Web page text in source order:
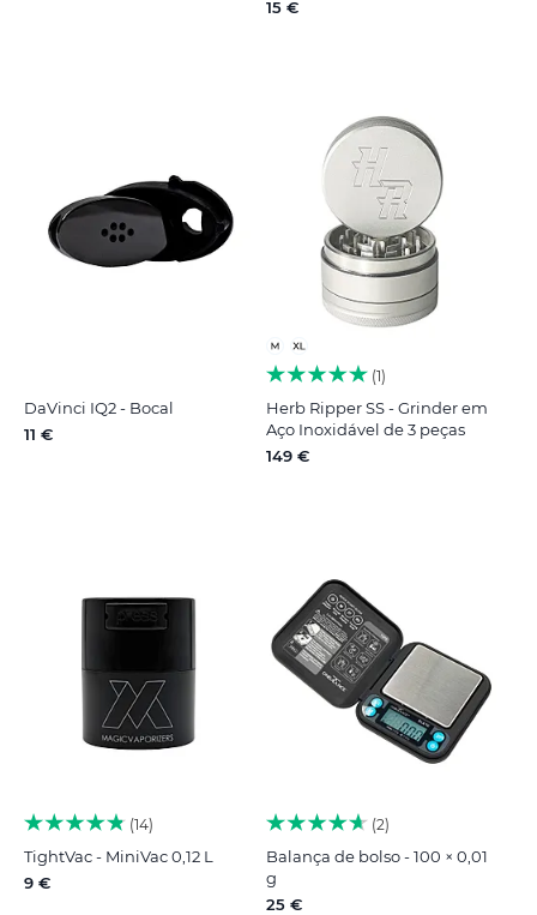
15 €
DaVinci IQ2 - Bocal
11 €
1
Herb Ripper SS - Grinder em
Aço Inoxidável de 3 peças
149 €
14
TightVac - MiniVac 0,12 L
9 €
2
Balança de bolso - 100 × 0,01
g
25 €